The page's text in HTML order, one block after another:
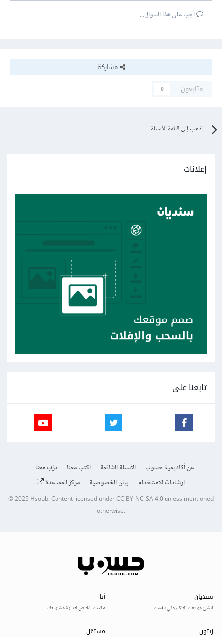
أجب على هذا السؤال...
مشاركة
متابعون
0
اذهب إلى قائمة الأسئلة
إعلانات
تابعنا على
عن أكاديمية حسوب الأسئلة الشائعة اكتب معنا
درّب معنا
إرشادات الاستخدام
بيان الخصوصية مركز المساعدة
© 2025Hsoub.Content licensed underCC BY-NC-SA 4.0unless mentioned
otherwise.